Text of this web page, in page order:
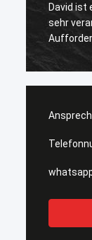
David ist
sehr